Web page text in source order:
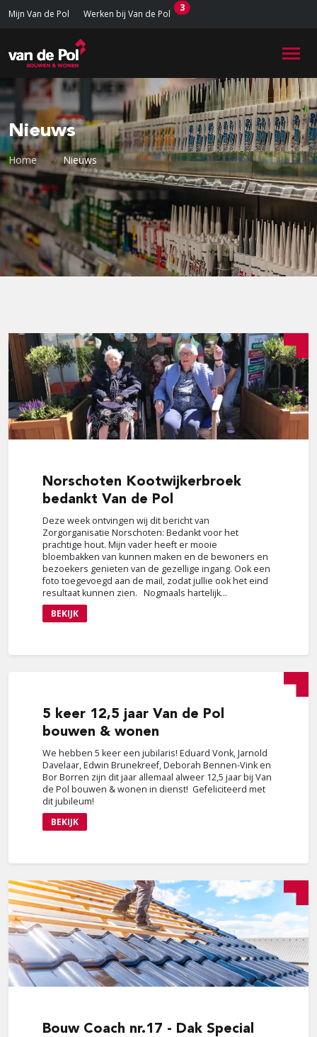
Mijn Van de Pol Werken bij Van de Pol
3
Nieuws
Home Nieuws
Norschoten Kootwijkerbroek
bedankt Van de Pol
Deze week ontvingen wij dit bericht van
Zorgorganisatie Norschoten: Bedankt voor het
prachtige hout. Mijn vader heeft er mooie
bloembakken van kunnen maken en de bewoners en
bezoekers genieten van de gezellige ingang. Ook een
foto toegevoegd aan de mail, zodat jullie ook het eind
resultaat kunnen zien. Nogmaals hartelijk...
BEKIJK
5 keer 12,5 jaar Van de Pol
bouwen & wonen
We hebben 5 keer een jubilaris! Eduard Vonk, Jarnold
Davelaar, Edwin Brunekreef, Deborah Bennen-Vink en
Bor Borren zijn dit jaar allemaal alweer 12,5 jaar bij Van
de Pol bouwen & wonen in dienst! Gefeliciteerd met
dit jubileum!
BEKIJK
BouwCoach nr.17 - Dak Special